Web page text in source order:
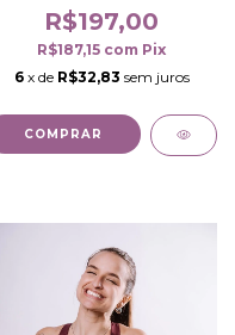
R$197,00
R$187,15 com Pix
6 x de R$32,83 sem juros
COMPRAR